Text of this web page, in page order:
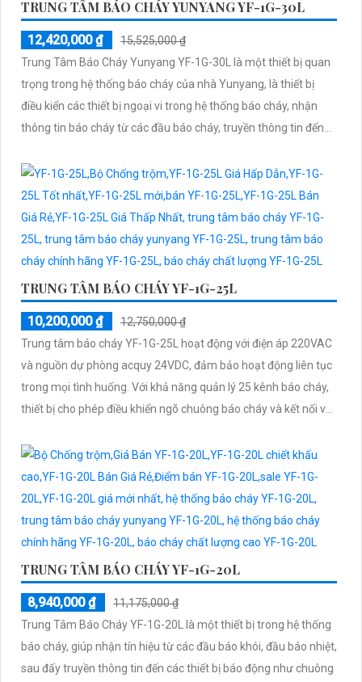
TRUNG TÂM BÁO CHÁY YUNYANG YF-1G-30L
12,420,000 ₫
15,525,000 ₫
Trung Tâm Báo Cháy Yunyang YF-1G-30L là một thiết bị quan
trọng trong hệ thống báo cháy của nhà Yunyang, là thiết bị
điều kiển các thiết bị ngoại vi trong hệ thống báo cháy, nhận
thông tin báo cháy từ các đầu báo cháy, truyền thông tin đến
TRUNG TÂM BÁO CHÁY YF-1G-25L
10,200,000 ₫
12,750,000 ₫
Trung tâm báo cháy YF-1G-25L hoạt động với điện áp 220VAC
và nguồn dự phòng acquy 24VDC, đảm bảo hoạt động liên tục
trong mọi tình huống. Với khả năng quản lý 25 kênh báo cháy,
thiết bị cho phép điều khiển ngõ chuông báo cháy và kết nối với
TRUNG TÂM BÁO CHÁY YF-1G-20L
8,940,000 ₫
11,175,000 ₫
Trung Tâm Báo Cháy YF-1G-20L là một thiết bị trong hệ thống
báo cháy, giúp nhận tín hiệu từ các đầu báo khói, đầu báo nhiệt,
sau đấy truyền thông tin đến các thiết bị báo động như chuông